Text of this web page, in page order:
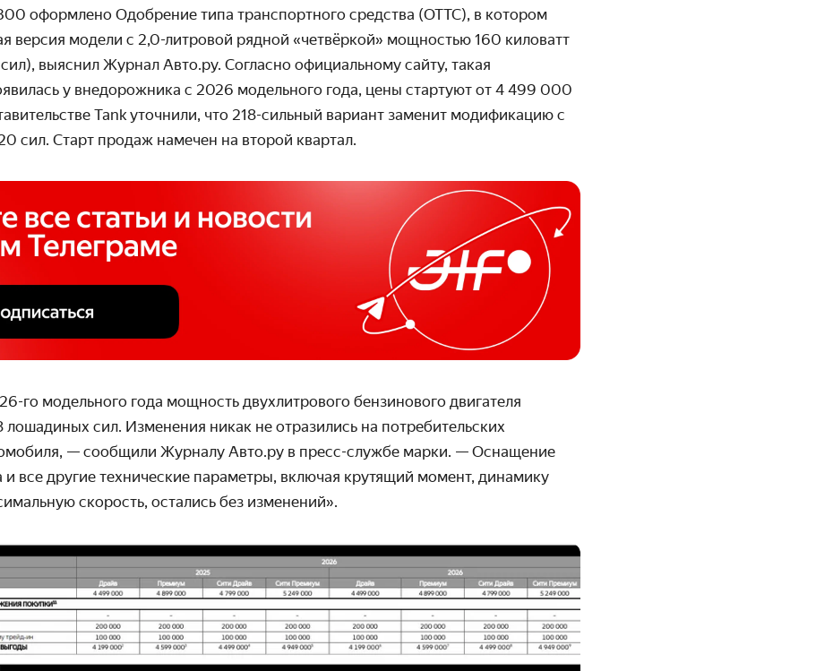
оформлено Одобрение типа транспортного средства (ОТТС), в котором
версия модели с 2,0-литровой рядной «четвёркой» мощностью 160 киловатт
выяснил Журнал Авто.ру. Согласно официальному сайту, такая
у внедорожника с 2026 модельного года, цены стартуют от 4 499 000
Tank уточнили, что 218-сильный вариант заменит модификацию с
сил. Старт продаж намечен на второй квартал.
го модельного года мощность двухлитрового бензинового двигателя
лошадиных сил. Изменения никак не отразились на потребительских
— сообщили Журналу Авто.ру в пресс-службе марки. — Оснащение
все другие технические параметры, включая крутящий момент, динамику
скорость, остались без изменений».